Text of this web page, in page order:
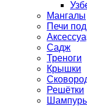
Мангалы
Печи
Садж
Треноги
Крышки
Решётки